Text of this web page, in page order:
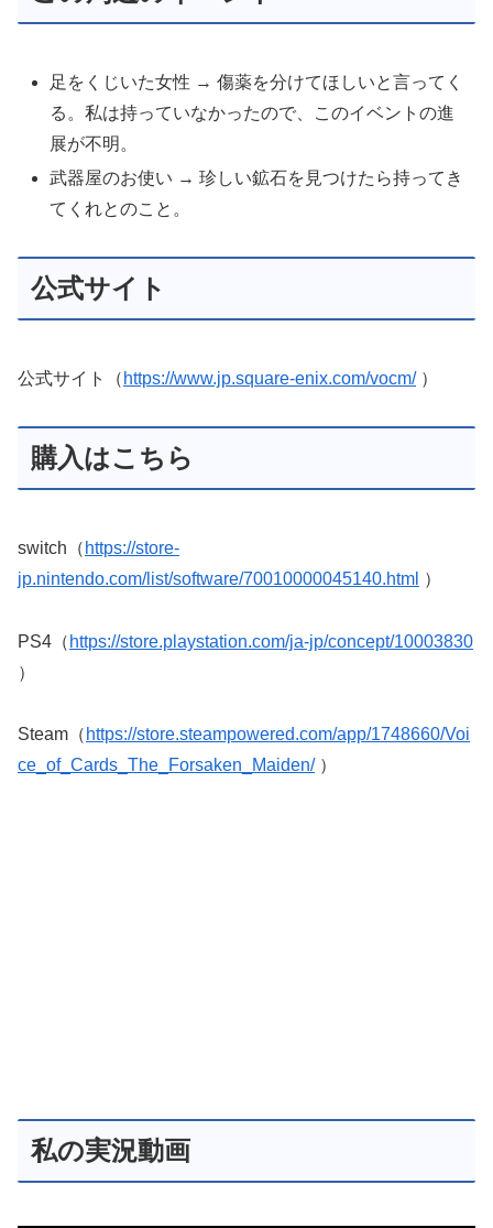
足をくじいた女性 → 傷薬を分けてほしいと言ってく
る。私は持っていなかったので、このイベントの進
展が不明。
武器屋のお使い → 珍しい鉱石を見つけたら持ってき
てくれとのこと。
公式サイト
公式サイト（ https://www.jp.square-enix.com/vocm/）
購入はこちら
switch（ https://store-
jp.nintendo.com/list/software/70010000045140.html ）
PS4（ https://store.playstation.com/ja-jp/concept/10003830
）
Steam（ https://store.steampowered.com/app/1748660/Voi
ce_of_Cards_The_Forsaken_Maiden/）
私の実況動画